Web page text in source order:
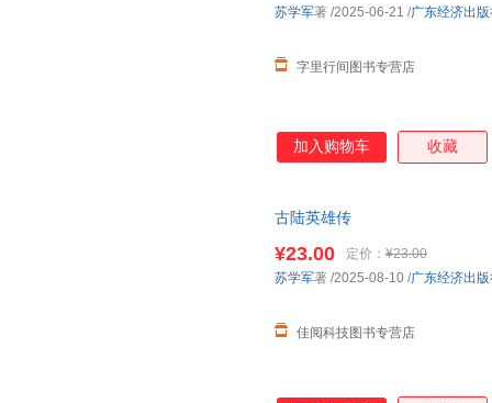
字里行间图书专营店
苏学军著 /2025-06-21 /广东经济出
加入购物车 收藏
古陆英雄传
¥23.00 定价： ¥23.00
佳阅科技图书专营店
苏学军著 /2025-08-10 /广东经济出